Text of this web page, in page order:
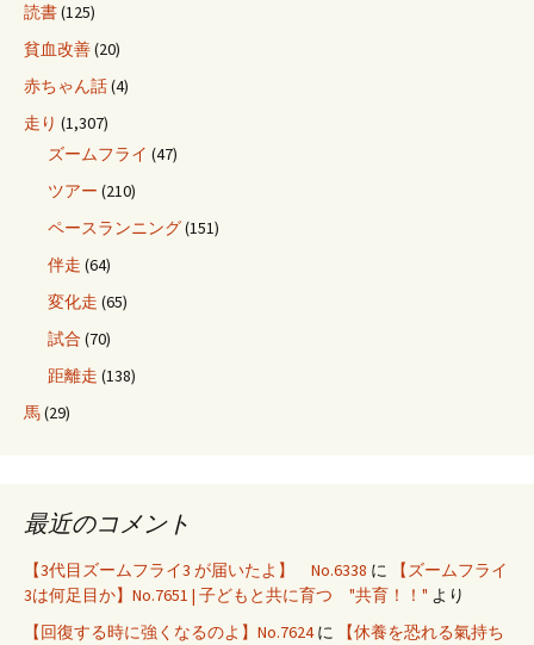
読書(125)
貧血改善(20)
赤ちゃん話(4)
走り (1,307)
ズームフライ (47)
ツアー (210)
ペースランニング(151)
伴走 (64)
変化走 (65)
試合 (70)
距離走 (138)
馬(29)
最近のコメント
【3代目ズームフライ3 が届いたよ】 No.6338 に
【ズームフライ
3は何足目か】No.7651 | 子どもと共に育つ "共育！！" より
【回復する時に強くなるのよ】No.7624に
【休養を恐れる氣持ち